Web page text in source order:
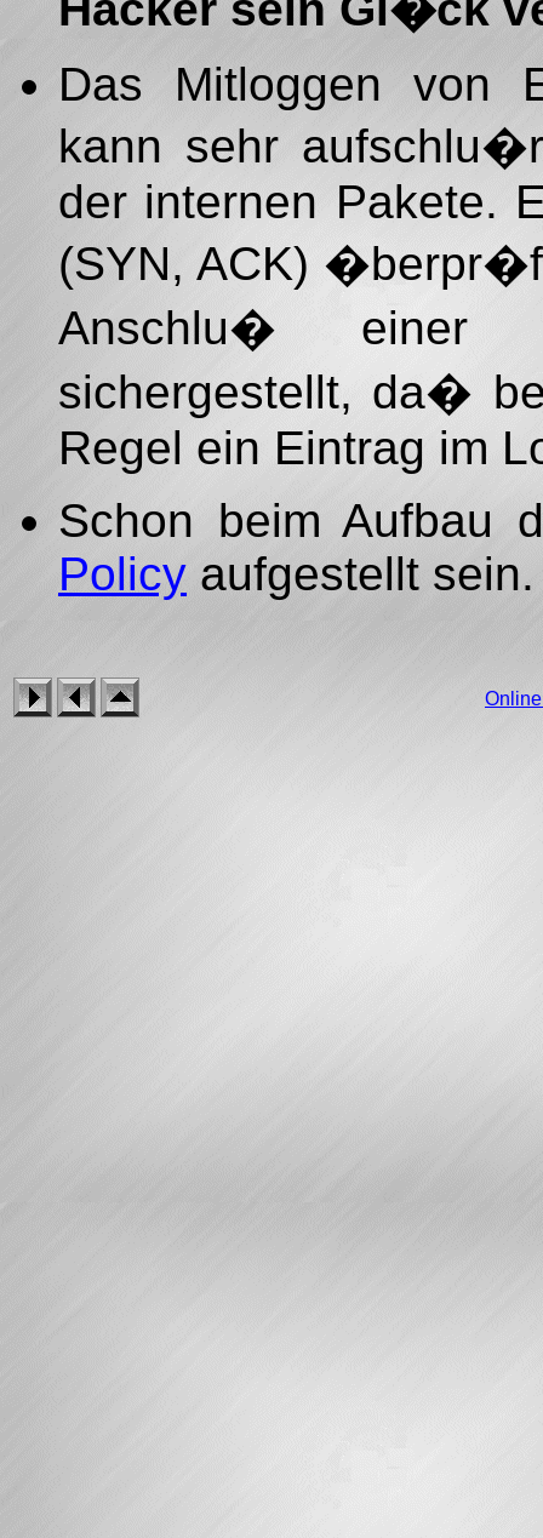
Das Mitloggen von
kann sehr
der internen Pakete.
(SYN, ACK)
Anschlu� einer
sichergestellt, da�
Regel ein Eintrag im
Schon beim Aufbau
Policy aufgestellt sein.